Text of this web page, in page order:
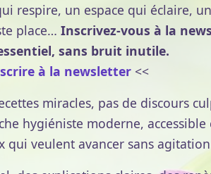
et la transmet en
Le praticien ne fait jamais
et à travers lui, c'est le receveur
va se diriger de façon
ou de blocages.
respire, un espace qui éclaire,
place… Inscrivez-vous à la
sans bruit inutile.
à la newsletter <<
miracles, pas de discours
hygiéniste moderne, accessible
qui veulent avancer sans